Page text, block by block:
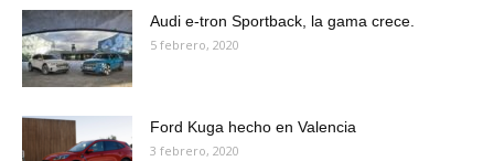
Audi e-tron Sportback, la gama crece.
5 febrero, 2020
Ford Kuga hecho en Valencia
3 febrero, 2020